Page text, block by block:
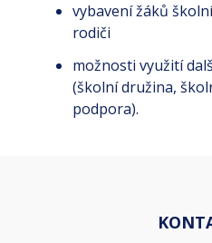
vybavení žáků
rodiči
možnosti využití
(školní družina,
podpora).